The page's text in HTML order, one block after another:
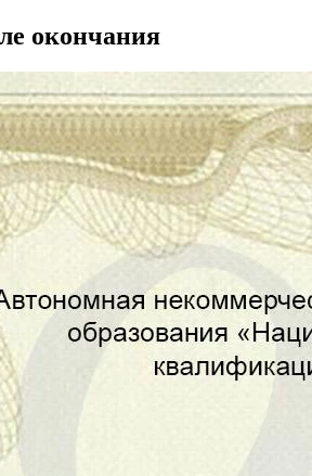
окончания